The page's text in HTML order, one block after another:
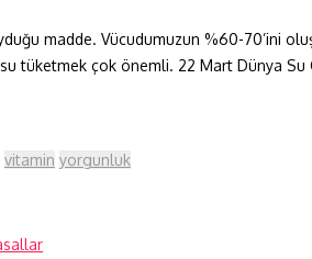
madde. Vücudumuzun %60-70’ini
çok önemli. 22 Mart Dünya Su
vitamin yorgunluk